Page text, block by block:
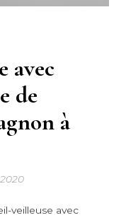
avec
de
à
veilleuse avec